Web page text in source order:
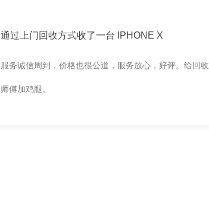
通过上门回收方式收了一台 IPHONE X
服务诚信周到，价格也很公道，服务放心，好评。给回收
师傅加鸡腿。